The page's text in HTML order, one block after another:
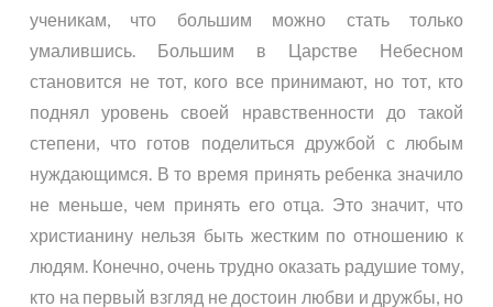
ученикам, что большим можно стать только
умалившись. Большим в Царстве Небесном
становится не тот, кого все принимают, но тот, кто
поднял уровень своей нравственности до такой
степени, что готов поделиться дружбой с любым
нуждающимся. В то время принять ребенка значило
не меньше, чем принять его отца. Это значит, что
христианину нельзя быть жестким по отношению к
людям. Конечно, очень трудно оказать радушие тому,
кто на первый взгляд не достоин любви и дружбы, но